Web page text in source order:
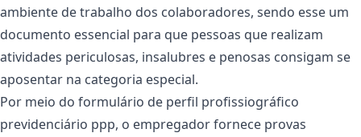
ambiente de trabalho dos colaboradores, sendo esse um
documento essencial para que pessoas que realizam
atividades periculosas, insalubres e penosas consigam se
aposentar na categoria especial.
Por meio do formulário de perfil profissiográfico
previdenciário ppp, o empregador fornece provas